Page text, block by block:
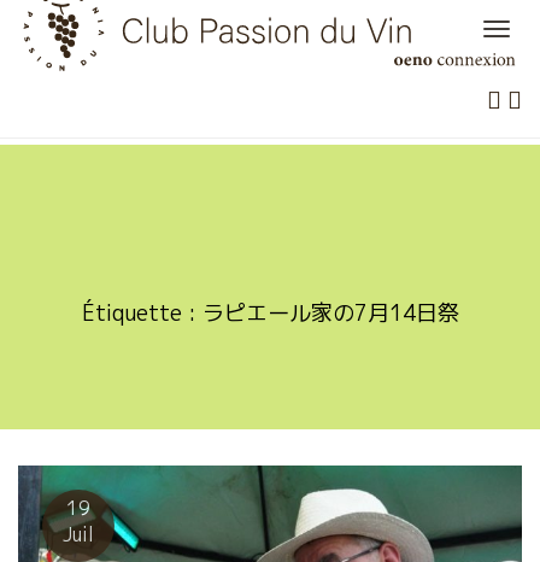
Skip
content
Étiquette : ラピエール家の7月14日祭
19
Juil